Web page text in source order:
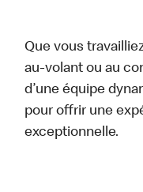
Que vous
au-volant ou au
d’une équipe
pour offrir une
exceptionnelle.